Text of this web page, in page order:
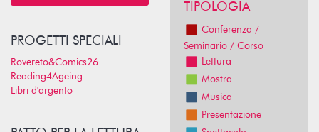
PROGETTI SPECIALI
Rovereto&Comics26
Reading4Ageing
Libri d'argento
TIPOLOGIA
Conferenza /
Seminario / Corso
Lettura
Mostra
Musica
Presentazione